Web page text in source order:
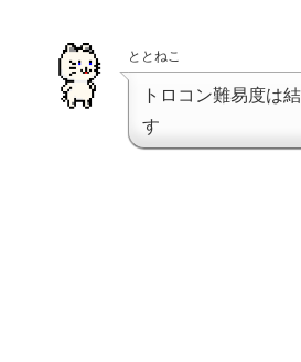
ととねこ
トロコン難易度は
す